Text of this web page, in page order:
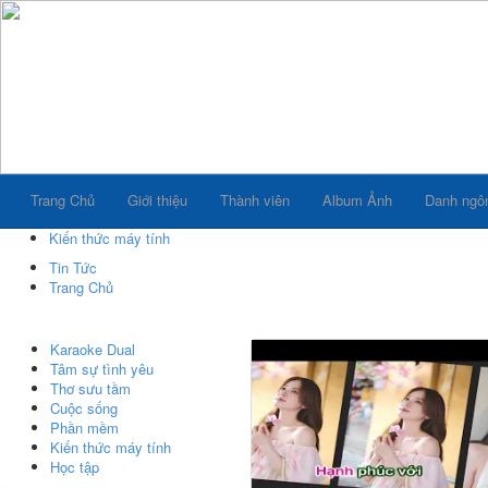
Trang Chủ Giới thiệu Thành viên Album Ảnh
Danh
Kiến thức máy tính
Tin Tức
Trang Chủ
Karaoke Dual
Tâm sự tình yêu
Thơ sưu tầm
Cuộc sống
Phần mềm
Kiến thức máy tính
Học tập